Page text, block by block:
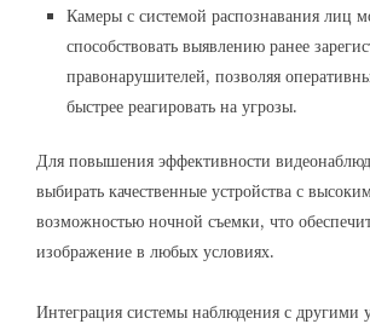
Камеры с системой распознавания лиц
способствовать выявлению ранее
правонарушителей, позволяя
быстрее реагировать на угрозы.
Для повышения эффективности
выбирать качественные устройства с
возможностью ночной съемки, что
изображение в любых условиях.
Интеграция системы наблюдения с другими